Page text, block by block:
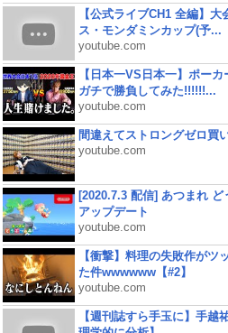
【公式ライブCH1 全編】
ス・モンダミンカップ(予...
youtube.com
【日本一VS日本一】ポー
ガチで勝負してみた!!!!!!...
youtube.com
間違えてストロングゼロ買
youtube.com
[2020.7.3 配信] あつまれ
アップデート
youtube.com
【衝撃】料理の失敗作がツ
た件wwwwww【#2】
youtube.com
【週刊誌すら手玉に】手越